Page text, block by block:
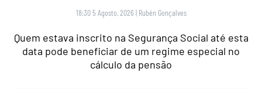
18:30 5 Agosto, 2026 | Rubén Gonçalves
Quem estava inscrito na Segurança Social até esta
data pode beneficiar de um regime especial no
cálculo da pensão